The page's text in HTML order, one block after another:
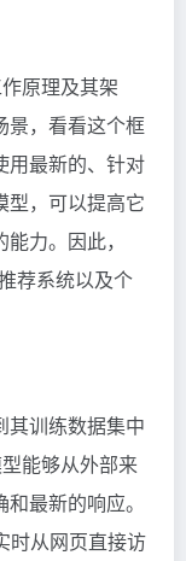
原理及其架
景，看看这个框
用最新的、针对
型，可以提高它
力。因此，
荐系统以及个
其训练数据集中
能够从外部来
最新的响应。
时从网页直接访